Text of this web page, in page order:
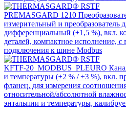
PREMASGARD 1210
измерительный и преобразователь
дифференциальный (±1,5 %), вкл.
деталей, компактное исполнение,
подключения к шине Modbus
KFTF-20_MODBUS_PLEURO
и температуры (±2 % / ±3 %), вкл.
фланец, для измерения
относительной/абсолютной
энтальпии и температуры,